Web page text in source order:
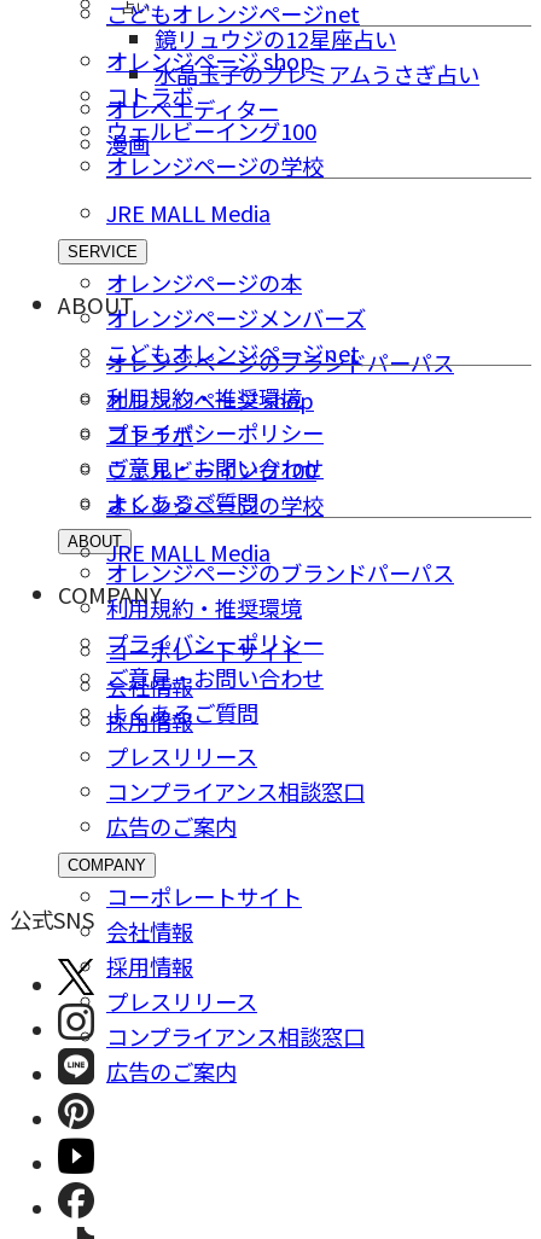
占い
鏡リュウジの12星座占い
水晶玉子のプレミアムうさぎ占い
オレペエディター
漫画
こどもオレンジページnet
オレンジページ shop
コトラボ
ウェルビーイング100
オレンジページの学校
JRE MALL Media
SERVICE
オレンジページの本
オレンジページメンバーズ
こどもオレンジページnet
オレンジページ shop
コトラボ
ウェルビーイング100
オレンジページの学校
JRE MALL Media
ABOUT
オレンジページのブランドパーパス
利用規約・推奨環境
プライバシーポリシー
ご意⾒・お問い合わせ
よくあるご質問
ABOUT
オレンジページのブランドパーパス
利用規約・推奨環境
プライバシーポリシー
ご意⾒・お問い合わせ
よくあるご質問
COMPANY
コーポレートサイト
会社情報
採⽤情報
プレスリリース
コンプライアンス相談窓⼝
広告のご案内
COMPANY
コーポレートサイト
会社情報
採⽤情報
プレスリリース
コンプライアンス相談窓⼝
広告のご案内
公式SNS